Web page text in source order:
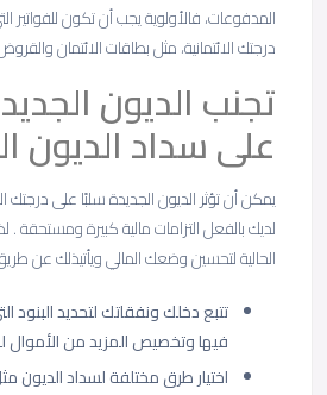
المدفوعات، فالأولوية يجب أن تكون للفواتير
درجتك الائتمانية، مثل بطاقات الائتمان
تجنب الديون
على سداد الديون
يمكن أن تؤثر الديون الجديدة سلبًا على درجتك
لديك بالفعل التزامات مالية كبيرة ومستحقة
الحالية لتحسين وضعك المالي ويأتيذلك عن
تتبع دخلك ونفقاتك لتحديد البنود
فيها وتخصيص المزيد من الأموال
اختيار طرق مختلفة لسداد الديون